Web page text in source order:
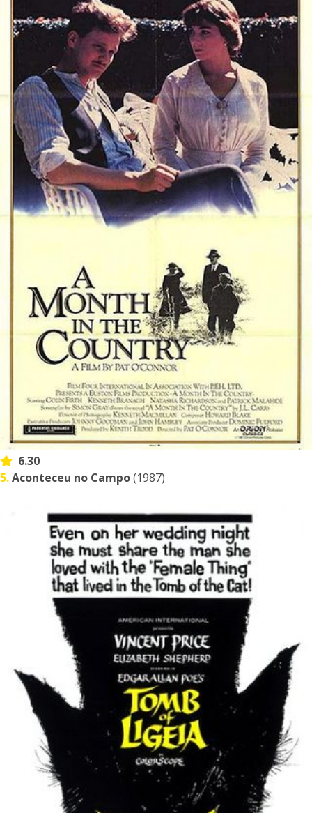
6.30
5.Aconteceu no Campo(1987)